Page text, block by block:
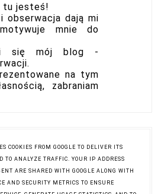
tu jesteś!
obserwacja dają mi
mnie do
się mój blog -
na tym
zabraniam
Strona główna
wersję na komputer
COOKIES FROM GOOGLE TO DELIVER ITS
TO ANALYZE TRAFFIC. YOUR IP ADDRESS
ARE SHARED WITH GOOGLE ALONG WITH
AND SECURITY METRICS TO ENSURE